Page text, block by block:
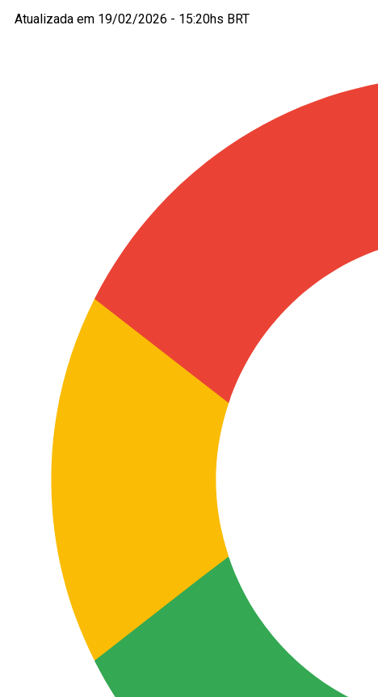
Atualizada em 19/02/2026 - 15:20hs BRT